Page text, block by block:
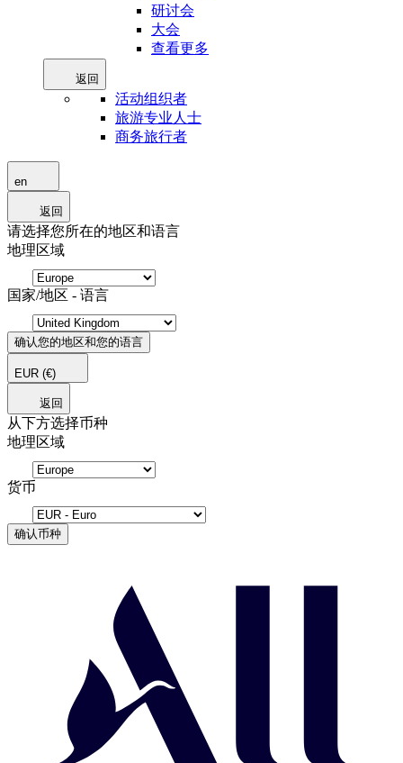
研讨会
大会
查看更多
返回
活动组织者
旅游专业人士
商务旅行者
en
返回
请选择您所在的地区和语言
地理区域
国家/地区 - 语言
确认您的地区和您的语言
EUR (€)
返回
从下方选择币种
地理区域
货币
确认币种